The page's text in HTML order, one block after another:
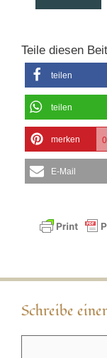
Teile diesen
teilen
teilen
merken 0
E-Mail
Schreibe